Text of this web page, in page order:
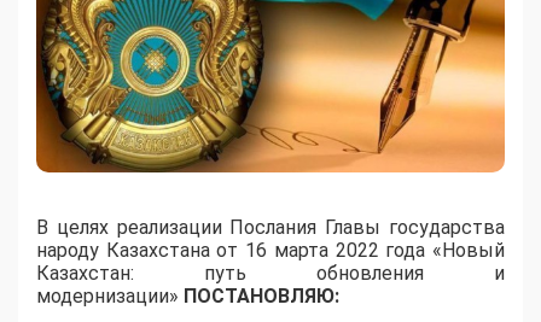
В целях реализации Послания Главы государства
народу Казахстана от 16 марта 2022 года «Новый
Казахстан: путь обновления и
модернизации» ПОСТАНОВЛЯЮ: